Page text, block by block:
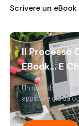
Scrivere un
Il Processo
EBook… E
Un metodo
applicare già da